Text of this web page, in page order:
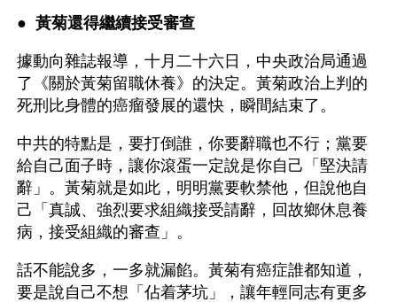
● 黃菊還得繼續接受審查
據動向雜誌報導，十月二十六日，中央政治局通過
了《關於黃菊留職休養》的決定。黃菊政治上判的
死刑比身體的癌瘤發展的還快，瞬間結束了。
中共的特點是，要打倒誰，你要辭職也不行；黨要
給自己面子時，讓你滾蛋一定說是你自己「堅決請
辭」。黃菊就是如此，明明黨要軟禁他，但說他自
己「真誠、強烈要求組織接受請辭，回故鄉休息養
病，接受組織的審查」。
話不能說多，一多就漏餡。黃菊有癌症誰都知道，
要是說自己不想「佔着茅坑」，讓年輕同志有更多